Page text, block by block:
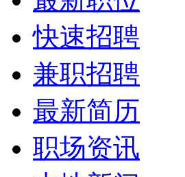
快速招聘
兼职招聘
最新简历
职场资讯